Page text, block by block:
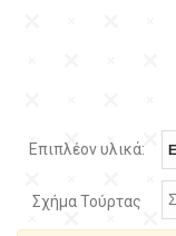
Επιπλέον υλικά:
Σχήμα Τούρτας